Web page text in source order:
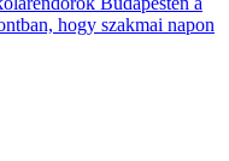
hogy szakmai napon